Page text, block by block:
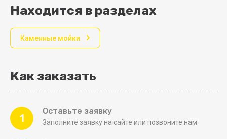
Находится в разделах
Каменные мойки
Как заказать
1
Оставьте заявку
Заполните заявку на сайте или позвоните нам